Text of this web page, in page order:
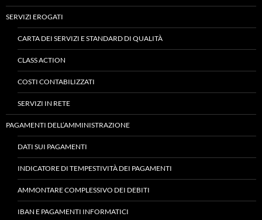
SERVIZI EROGATI
CARTA DEI SERVIZI E STANDARD DI QUALITÀ
CLASS ACTION
COSTI CONTABILIZZATI
SERVIZI IN RETE
PAGAMENTI DELL’AMMINISTRAZIONE
DATI SUI PAGAMENTI
INDICATORE DI TEMPESTIVITÀ DEI PAGAMENTI
AMMONTARE COMPLESSIVO DEI DEBITI
IBAN E PAGAMENTI INFORMATICI